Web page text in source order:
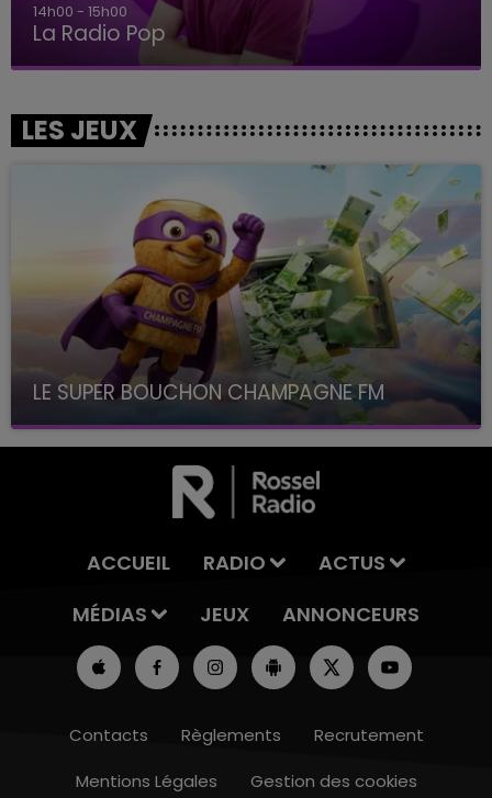
14h00 - 15h00
La Radio Pop
LES JEUX
LE SUPER BOUCHON CHAMPAGNE FM
avec La Famille Champagne FM, à 8H10
ACCUEIL RADIO
ACTUS
MÉDIAS
JEUX ANNONCEURS
Contacts Règlements
Recrutement
Mentions Légales
Gestion des cookies